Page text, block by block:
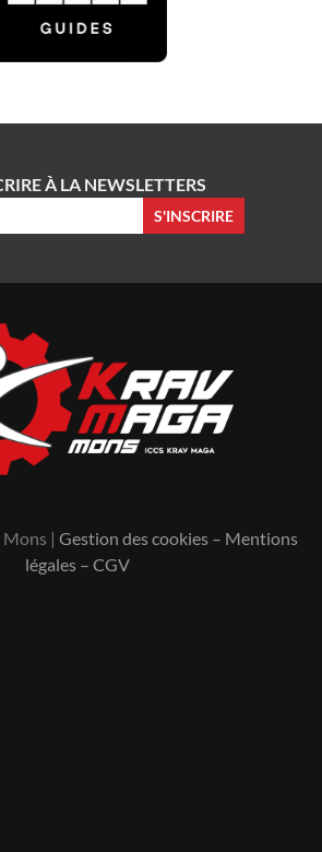
À LA NEWSLETTERS
S'INSCRIRE
| Gestion des cookies– Mentions
légales – CGV